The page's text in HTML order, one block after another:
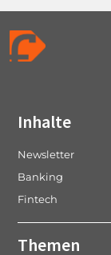
Inhalte
Newsletter
Banking
Fintech
Themen